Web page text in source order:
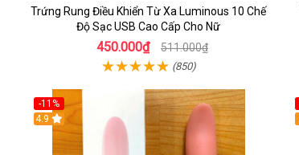
Trứng Rung Điều Khiển Từ Xa Luminous 10 Chế
Độ Sạc USB Cao Cấp Cho Nữ
450.000₫ 511.000₫
(850)
-11%
4.9